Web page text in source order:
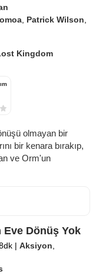
Patrick Wilson
Kingdom
olmayan bir
bir kenara bırakıp,
ve Orm'un
Eve Dönüş Yok
| Aksiyon